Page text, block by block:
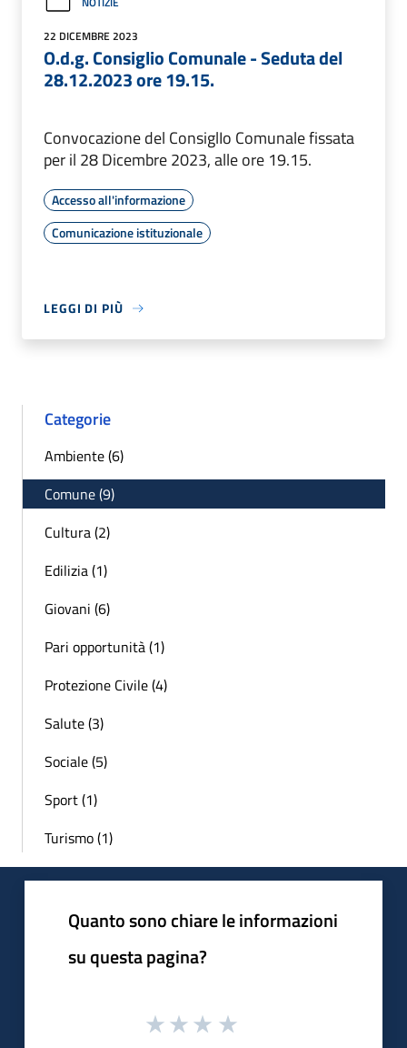
22 DICEMBRE 2023
O.d.g. Consiglio Comunale - Seduta del
28.12.2023 ore 19.15.
Convocazione del ConsiglIo Comunale fissata
per il 28 Dicembre 2023, alle ore 19.15.
Accesso all'informazione
Comunicazione istituzionale
LEGGI DI PIÙ
Categorie
Ambiente (6)
Comune (9)
Cultura (2)
Edilizia (1)
Giovani (6)
Pari opportunità (1)
Protezione Civile (4)
Salute (3)
Sociale (5)
Sport (1)
Turismo (1)
Quanto sono chiare le informazioni
su questa pagina?